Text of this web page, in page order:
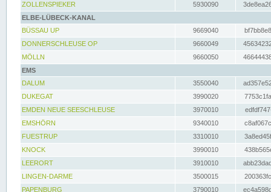
ZOLLENSPIEKER
5930090
ELBE-LÜBECK-KANAL
BÜSSAU UP
9669040
DONNERSCHLEUSE OP
9660049
MÖLLN
9660050
EMS
DALUM
3550040
DUKEGAT
3990020
EMDEN NEUE SEESCHLEUSE
3970010
EMSHÖRN
9340010
FUESTRUP
3310010
KNOCK
3990010
LEERORT
3910010
LINGEN-DARME
3500015
PAPENBURG
3790010